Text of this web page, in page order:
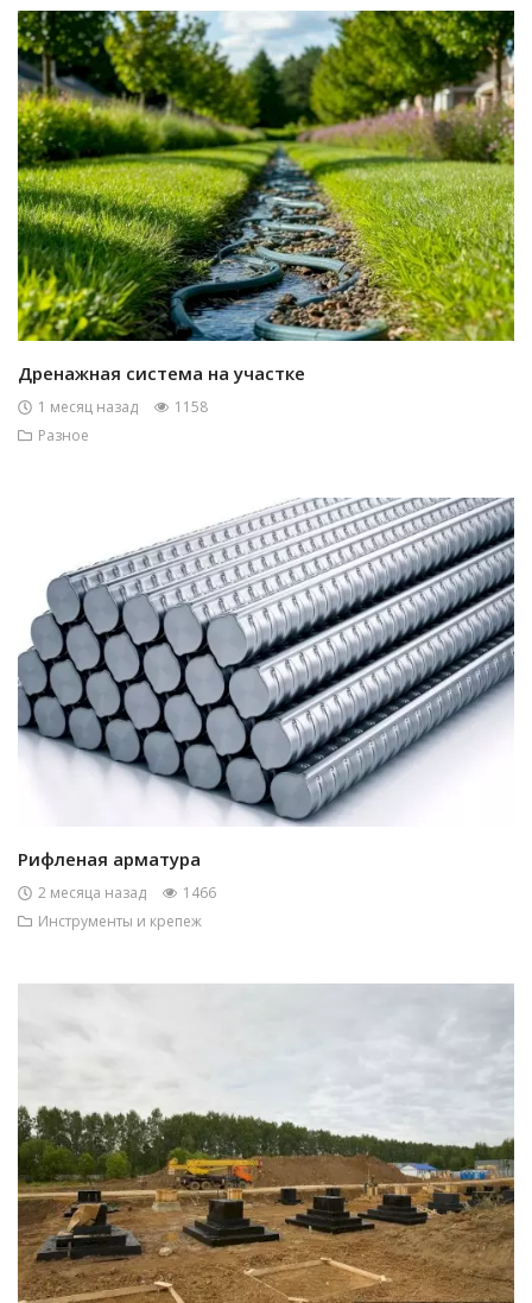
Дренажная система на участке
1 месяц назад
1158
Разное
Рифленая арматура
2 месяца назад
1466
Инструменты и крепеж